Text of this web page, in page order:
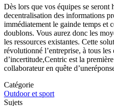
Dès lors que vos équipes se seront
decentralisation des informations
immédiatement le gainde temps et
doublons. Vous aurez donc les
les ressources existantes. Cette
révolutionné l’entreprise, à tous les
d’incertitude,Centric est la
collaborateur en quête
Catégorie
Outdoor et sport
Sujets